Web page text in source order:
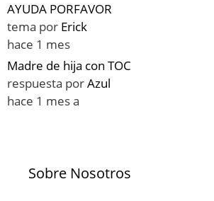
AYUDA PORFAVOR
tema por Erick
hace 1 mes
Madre de hija con TOC
respuesta porAzul
hace 1 mes a
Sobre Nosotros